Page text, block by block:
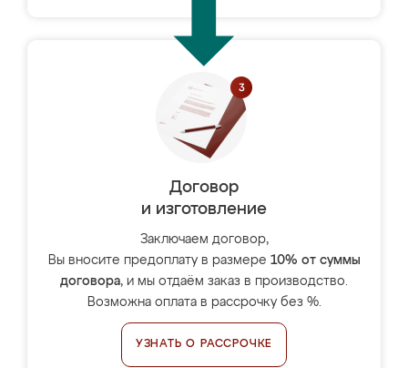
Договор
и изготовление
Заключаем договор,
Вы вносите предоплату в размере 10% от суммы
договора, и мы отдаём заказ в производство.
Возможна оплата в рассрочку без %.
УЗНАТЬ О РАССРОЧКЕ